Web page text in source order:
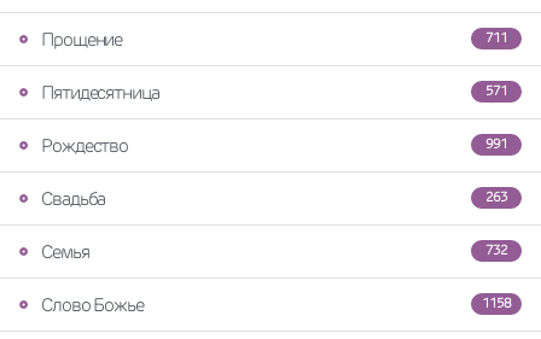
711
Прощение
571
Пятидесятница
991
Рождество
263
Свадьба
732
Семья
1158
Слово Божье